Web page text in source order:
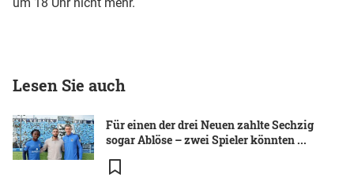
Lesen Sie auch
Für einen der drei Neuen zahlte Sechzig
sogar Ablöse – zwei Spieler könnten ...